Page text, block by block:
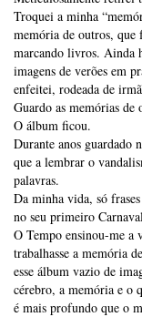
Troquei a minha
memória de outros, que
marcando livros. Ainda
imagens de verões em
enfeitei, rodeada de
Guardo as memórias de
O álbum ficou.
Durante anos guardado
que a lembrar o
palavras.
Da minha vida, só
no seu primeiro
O Tempo ensinou-me a
trabalhasse a memória
esse álbum vazio de
cérebro, a memória e o
é mais profundo que o